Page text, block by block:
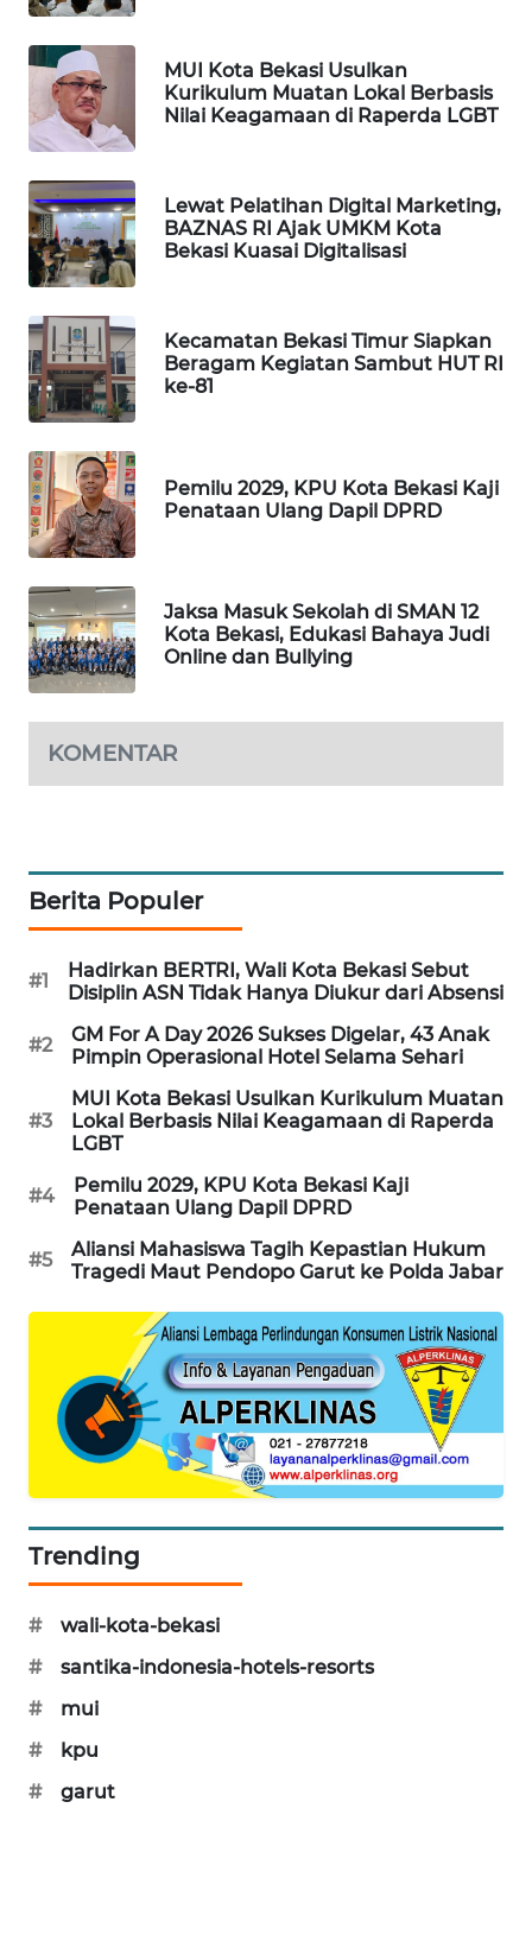
MUI Kota Bekasi Usulkan
Kurikulum Muatan Lokal Berbasis
Nilai Keagamaan di Raperda LGBT
Lewat Pelatihan Digital Marketing,
BAZNAS RI Ajak UMKM Kota
Bekasi Kuasai Digitalisasi
Kecamatan Bekasi Timur Siapkan
Beragam Kegiatan Sambut HUT RI
ke-81
Pemilu 2029, KPU Kota Bekasi Kaji
Penataan Ulang Dapil DPRD
Jaksa Masuk Sekolah di SMAN 12
Kota Bekasi, Edukasi Bahaya Judi
Online dan Bullying
KOMENTAR
Berita Populer
#1
Hadirkan BERTRI, Wali Kota Bekasi Sebut
Disiplin ASN Tidak Hanya Diukur dari Absensi
#2
GM For A Day 2026 Sukses Digelar, 43 Anak
Pimpin Operasional Hotel Selama Sehari
#3
MUI Kota Bekasi Usulkan Kurikulum Muatan
Lokal Berbasis Nilai Keagamaan di Raperda
LGBT
#4
Pemilu 2029, KPU Kota Bekasi Kaji
Penataan Ulang Dapil DPRD
#5
Aliansi Mahasiswa Tagih Kepastian Hukum
Tragedi Maut Pendopo Garut ke Polda Jabar
Trending
#
wali-kota-bekasi
#
santika-indonesia-hotels-resorts
#
mui
#
kpu
#
garut
PORTAL
KONSUMEN
FORWAMKI
ALPERKLINAS
FORJASIDA
TAMBANG
NEWS
SITUNGIR
SIDIKALANG
NEWS
SIBARAGAS
NEWS
METRO
METRO
JAKARTA
NEWS
KRT
NEWS
KARING
NEWS
JURNAL
MARITIM
HUMBANG
NEWS
GARONGGANG
NEWS
FISUELRI
ENERGI
CILEUNGSI
NEWS
NEWS